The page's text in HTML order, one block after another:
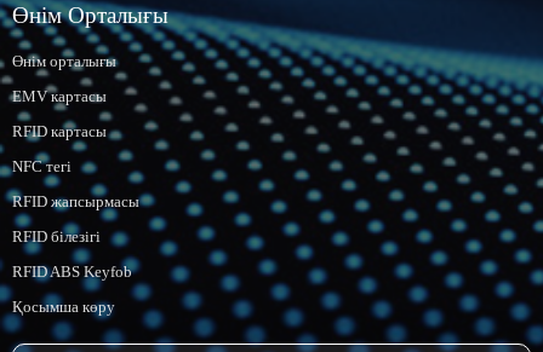
Өнім Орталығы
Өнім орталығы
EMV картасы
RFID картасы
NFC тегі
RFID жапсырмасы
RFID білезігі
RFID ABS Keyfob
Қосымша көру